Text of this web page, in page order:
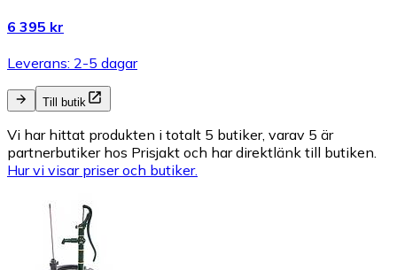
6 395 kr
Leverans: 2-5 dagar
Till butik
Vi har hittat produkten i totalt 5 butiker, varav 5 är
partnerbutiker hos Prisjakt och har direktlänk till butiken.
Hur vi visar priser och butiker.